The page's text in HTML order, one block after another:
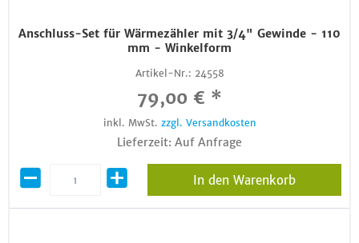
Anschluss-Set für Wärmezähler mit 3/4" Gewinde - 110
mm - Winkelform
Artikel-Nr.: 24558
79,00 € *
inkl. MwSt. zzgl. Versandkosten
Lieferzeit: Auf Anfrage
In den Warenkorb